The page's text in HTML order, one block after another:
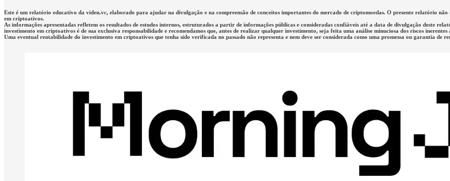
Este é um relatório educativo da viden.vc, elaborado para ajudar na divulgação e na compreensão de conceitos importantes do mercado de criptomoedas. O presente relatório não
em criptoativos.
As informações apresentadas refletem os resultados de estudos internos, estruturados a partir de informações públicas e consideradas confiáveis até a data de divulgação deste
investimento em criptoativos é de sua exclusiva responsabilidade e recomendamos que, antes de realizar qualquer investimento, seja feita uma análise minuciosa dos riscos
Uma eventual rentabilidade do investimento em criptoativos que tenha sido verificada no passado não representa e nem deve ser considerada como uma promessa ou garantia de